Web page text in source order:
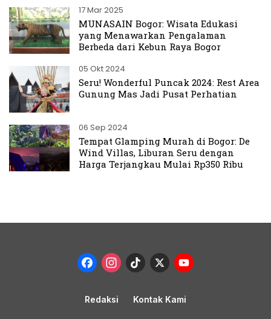
17 Mar 2025
MUNASAIN Bogor: Wisata Edukasi
yang Menawarkan Pengalaman
Berbeda dari Kebun Raya Bogor
05 Okt 2024
Seru! Wonderful Puncak 2024: Rest Area
Gunung Mas Jadi Pusat Perhatian
06 Sep 2024
Tempat Glamping Murah di Bogor: De
Wind Villas, Liburan Seru dengan
Harga Terjangkau Mulai Rp350 Ribu
Facebook
Instagram
TikTok
X
Redaksi Kontak Kami